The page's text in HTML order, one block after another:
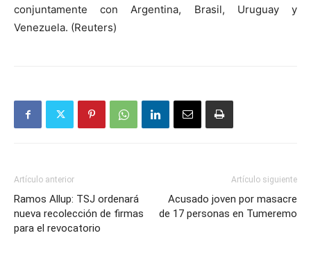
conjuntamente con Argentina, Brasil, Uruguay y
Venezuela. (Reuters)
Artículo anterior
Ramos Allup: TSJ ordenará
nueva recolección de firmas
para el revocatorio
Artículo siguiente
Acusado joven por masacre
de 17 personas en Tumeremo